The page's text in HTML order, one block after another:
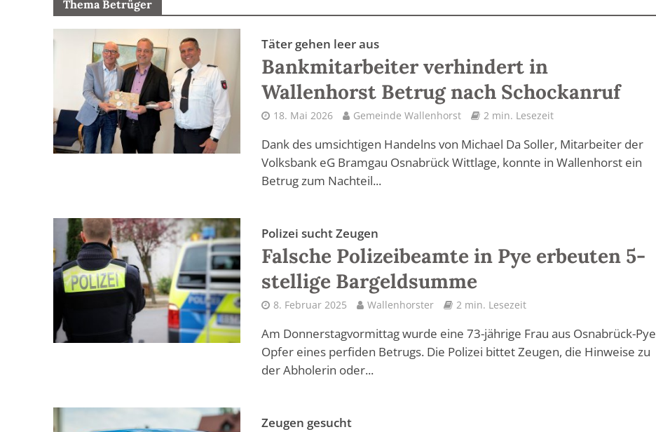
Thema Betrüger
Täter gehen leer aus
Bankmitarbeiter verhindert in
Wallenhorst Betrug nach Schockanruf
18. Mai 2026 Gemeinde Wallenhorst 2 min. Lesezeit
Dank des umsichtigen Handelns von Michael Da Soller, Mitarbeiter der
Volksbank eG Bramgau Osnabrück Wittlage, konnte in Wallenhorst ein
Betrug zum Nachteil...
Polizei sucht Zeugen
Falsche Polizeibeamte in Pye erbeuten 5-
stellige Bargeldsumme
8. Februar 2025 Wallenhorster 2 min. Lesezeit
Am Donnerstagvormittag wurde eine 73-jährige Frau aus Osnabrück-Pye
Opfer eines perfiden Betrugs. Die Polizei bittet Zeugen, die Hinweise zu
der Abholerin oder...
Zeugen gesucht